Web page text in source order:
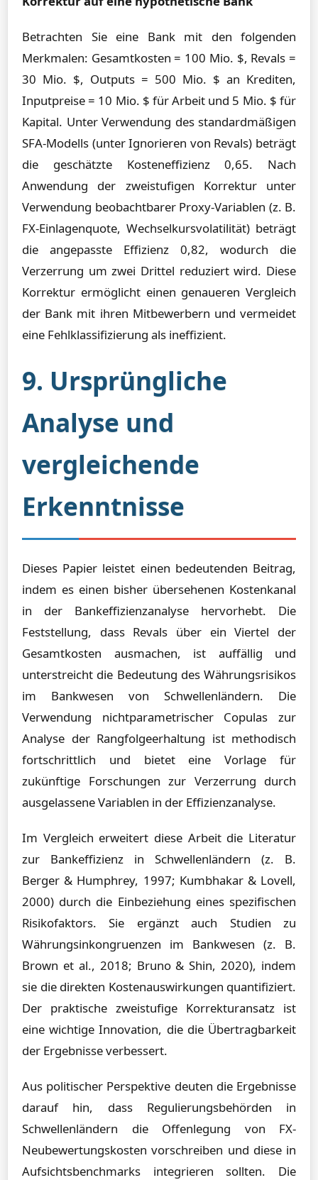
Betrachten Sie eine Bank mit den folgenden
Merkmalen: Gesamtkosten = 100 Mio. $, Revals =
30 Mio. $, Outputs = 500 Mio. $ an Krediten,
Inputpreise = 10 Mio. $ für Arbeit und 5 Mio. $ für
Kapital. Unter Verwendung des standardmäßigen
SFA-Modells (unter Ignorieren von Revals) beträgt
die geschätzte Kosteneffizienz 0,65. Nach
Anwendung der zweistufigen Korrektur unter
Verwendung beobachtbarer Proxy-Variablen (z. B.
FX-Einlagenquote, Wechselkursvolatilität) beträgt
die angepasste Effizienz 0,82, wodurch die
Verzerrung um zwei Drittel reduziert wird. Diese
Korrektur ermöglicht einen genaueren Vergleich
der Bank mit ihren Mitbewerbern und vermeidet
eine Fehlklassifizierung als ineffizient.
9. Ursprüngliche
Analyse und
vergleichende
Erkenntnisse
Dieses Papier leistet einen bedeutenden Beitrag,
indem es einen bisher übersehenen Kostenkanal
in der Bankeffizienzanalyse hervorhebt. Die
Feststellung, dass Revals über ein Viertel der
Gesamtkosten ausmachen, ist auffällig und
unterstreicht die Bedeutung des Währungsrisikos
im Bankwesen von Schwellenländern. Die
Verwendung nichtparametrischer Copulas zur
Analyse der Rangfolgeerhaltung ist methodisch
fortschrittlich und bietet eine Vorlage für
zukünftige Forschungen zur Verzerrung durch
ausgelassene Variablen in der Effizienzanalyse.
Im Vergleich erweitert diese Arbeit die Literatur
zur Bankeffizienz in Schwellenländern (z. B.
Berger & Humphrey, 1997; Kumbhakar & Lovell,
2000) durch die Einbeziehung eines spezifischen
Risikofaktors. Sie ergänzt auch Studien zu
Währungsinkongruenzen im Bankwesen (z. B.
Brown et al., 2018; Bruno & Shin, 2020), indem
sie die direkten Kostenauswirkungen quantifiziert.
Der praktische zweistufige Korrekturansatz ist
eine wichtige Innovation, die die Übertragbarkeit
der Ergebnisse verbessert.
Aus politischer Perspektive deuten die Ergebnisse
darauf hin, dass Regulierungsbehörden in
Schwellenländern die Offenlegung von FX-
Neubewertungskosten vorschreiben und diese in
Aufsichtsbenchmarks integrieren sollten. Die